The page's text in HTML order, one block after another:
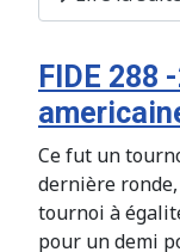
FIDE 288
Ce fut un
dernière
tournoi à
pour un demi